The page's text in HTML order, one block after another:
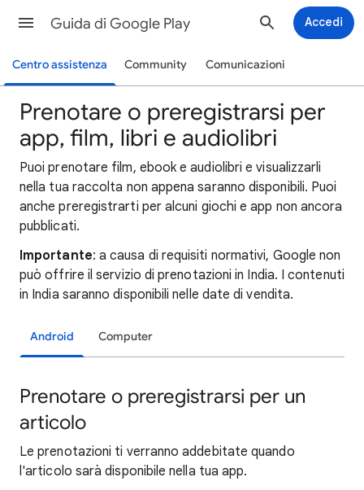
Guida di Google Play Accedi
Centro assistenza Community Comunicazioni
Prenotare o preregistrarsi per
app, film, libri e audiolibri
Puoi prenotare film, ebook e audiolibri e visualizzarli
nella tua raccolta non appena saranno disponibili. Puoi
anche preregistrarti per alcuni giochi e app non ancora
pubblicati.
Importante: a causa di requisiti normativi, Google non
può offrire il servizio di prenotazioni in India. I contenuti
in India saranno disponibili nelle date di vendita.
Android Computer
Prenotare o preregistrarsi per un
articolo
Le prenotazioni ti verranno addebitate quando
l'articolo sarà disponibile nella tua app.